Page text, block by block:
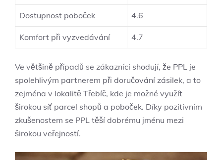
Dostupnost poboček 4.6
Komfort při vyzvedávání 4.7
Ve většině případů se zákazníci shodují, že PPL je
spolehlivým partnerem při doručování zásilek, a to
zejména v lokalitě Třebíč, kde je možné využít
širokou síť parcel shopů a poboček. Díky pozitivním
zkušenostem se PPL těší dobrému jménu mezi
širokou veřejností.